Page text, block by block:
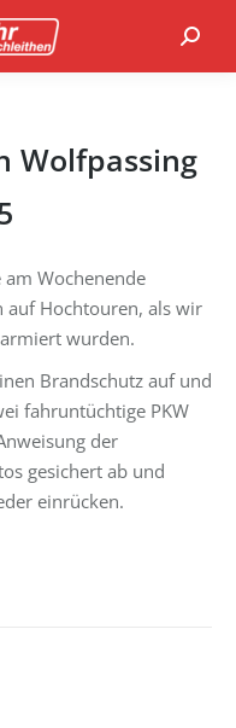
Wolfpassing
Wochenende
auf Hochtouren, als wir
wurden.
Brandschutz auf und
fahruntüchtige PKW
der
gesichert ab und
einrücken.